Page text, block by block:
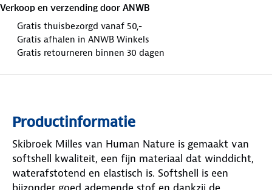
Verkoop en verzending door ANWB
Gratis thuisbezorgd vanaf 50,-
Gratis afhalen in ANWB Winkels
Gratis retourneren binnen 30 dagen
Productinformatie
Skibroek Milles van Human Nature is gemaakt van
softshell kwaliteit, een fijn materiaal dat winddicht,
waterafstotend en elastisch is. Softshell is een